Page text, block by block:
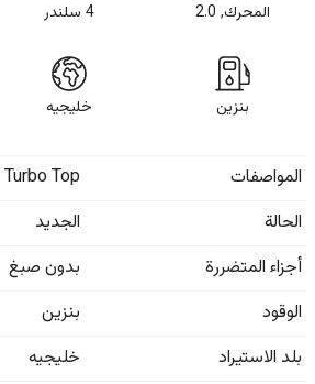
المحرك, 2.0 4 سلندر
بنزين خليجيه
المواصفات
Turbo Top
الحالة
الجديد
أجزاء المتضررة
بدون صبغ
الوقود
بنزين
بلد الاستيراد
خليجيه